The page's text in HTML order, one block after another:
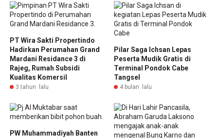
PT Wira Sakti Propertindo
Hadirkan Perumahan Grand
Mardani Residance 3 di
Rajeg, Rumah Subsidi
Kualitas Komersil
3 tahun lalu
Pilar Saga Ichsan Lepas
Peserta Mudik Gratis di
Terminal Pondok Cabe
Tangsel
4 bulan lalu
PW Muhammadiyah Banten